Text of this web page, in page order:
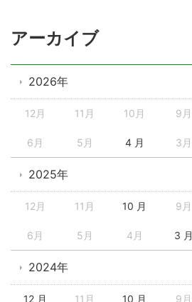
アーカイブ
2026年
12月 11月 10月 9月
6月 5月 4 月 3月
2025年
12月 11月 10 月 9月
6月 5月 4月 3 月
2024年
12 月 11月 10 月 9月